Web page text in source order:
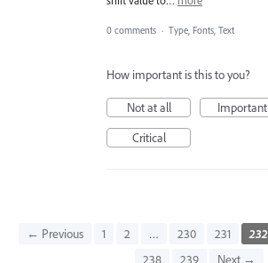
0 comments · Type, Fonts, Text
How important is this to you?
Not at all
Important
Critical
← Previous 1 2 … 230 231 232
238
239 Next →